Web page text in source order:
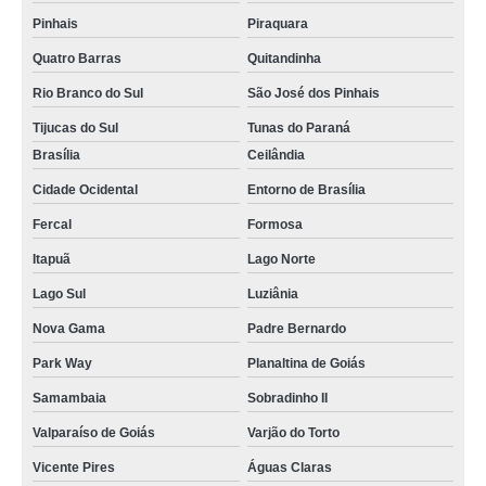
preço de equipamento de laboratório de microbiologia Betim
valor de equipamento de laboratório de química Arujá
equipamentos para laboratório químico Taboão da Serra
valor de equipamento para laboratório químico Tijucas do Sul
preço de equipamento de laboratório de analises clinicas Jundiaí
equipamento para laboratório químico Santa Rita do Sapucai
equipamento de laboratório químico Mauá
equipamento de laboratório de bioquímica Piraquara
equipamento de laboratório escolar Santa Catarina
preço de equipamento e material de laboratório MUZAMBINHO
preço de equipamento de laboratório escolar Santa Catarina
Pinhais Piraquara
Quatro Barras Quitandinha
Rio Branco do Sul São José dos Pinhais
Tijucas do Sul
Tunas do Paraná
Brasília
Ceilândia
Cidade Ocidental Entorno de Brasília
Fercal Formosa
Itapuã Lago Norte
Lago Sul Luziânia
Nova Gama Padre Bernardo
Park Way Planaltina de Goiás
Samambaia Sobradinho II
Valparaíso de Goiás Varjão do Torto
Vicente Pires Águas Claras